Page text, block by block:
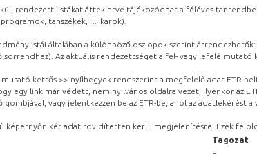
rendezett listákat áttekintve tájékozódhat a féléves
tanszékek, ill. karok).
általában a különböző oszlopok szerint
sorrendhez). Az aktuális rendezettséget a fel- vagy lefelé mutató
kettős >> nyílhegyek rendszerint a megfelelő adat ETR-
egy link már védett, nem nyilvános oldalra vezet, ilyenkor az
gombjával, vagy jelentkezzen be az ETR-be, ahol az adatlekérést
” képernyőn két adat rövidítetten kerül megjelenítésre. Ezek
Tagozat